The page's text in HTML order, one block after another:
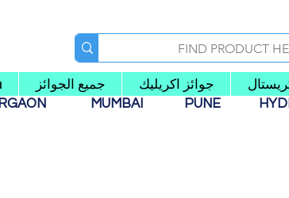
جميع الجوائز جوائز اكريليك
MUMBAI PUNE